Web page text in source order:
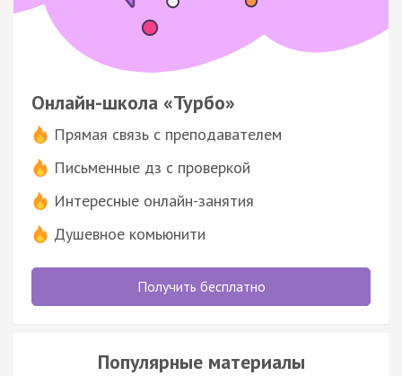
Онлайн-школа «Турбо»
Прямая связь с преподавателем
Письменные дз с проверкой
Интересные онлайн-занятия
Душевное комьюнити
Получить бесплатно
Популярные материалы